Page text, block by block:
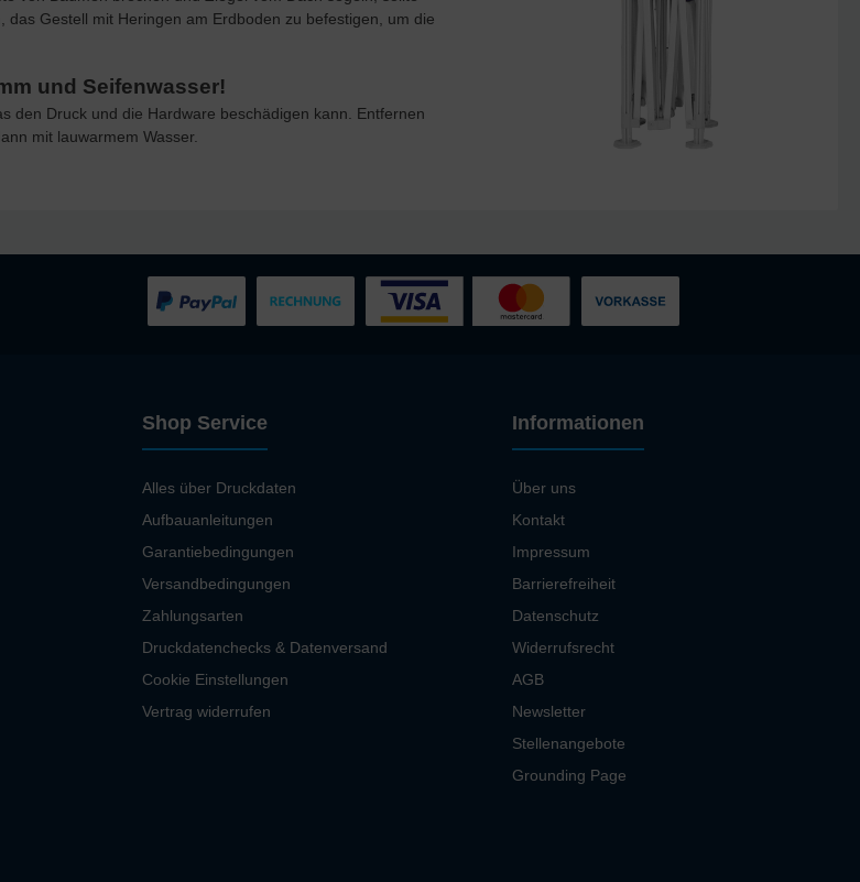
Gestell mit Heringen am Erdboden zu befestigen, um die
und Seifenwasser!
den Druck und die Hardware beschädigen kann. Entfernen
mit lauwarmem Wasser.
Shop Service
Alles über Druckdaten
Aufbauanleitungen
Garantiebedingungen
Versandbedingungen
Zahlungsarten
Druckdatenchecks & Datenversand
Cookie Einstellungen
Vertrag widerrufen
Informationen
Über uns
Kontakt
Impressum
Barrierefreiheit
Datenschutz
Widerrufsrecht
AGB
Newsletter
Stellenangebote
Grounding Page